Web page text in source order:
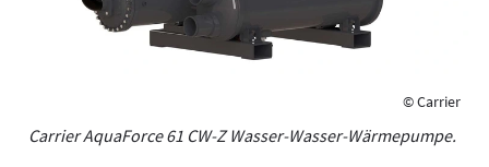
© Carrier
Carrier AquaForce 61 CW-Z Wasser-Wasser-Wärmepumpe.